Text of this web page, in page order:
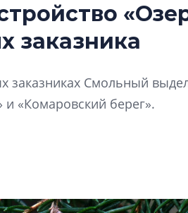
заказника
заказниках Смольный
«Комаровский берег».
В